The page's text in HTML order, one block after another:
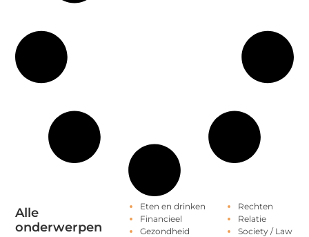
Alle
onderwerpen
Eten en drinken
Financieel
Gezondheid
Rechten
Relatie
Society / Law